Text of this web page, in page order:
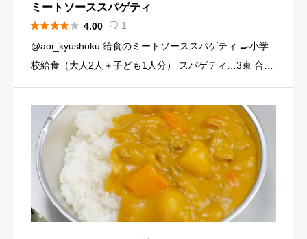
ミートソーススパゲティ
 4.00  1
@aoi_kyushoku 給食のミートソーススパゲティ 🍳小学
校給食（大人2人＋子ども1人分） スパゲティ…3束 合い
（120g） にんにくチューブ…少々（1 […]